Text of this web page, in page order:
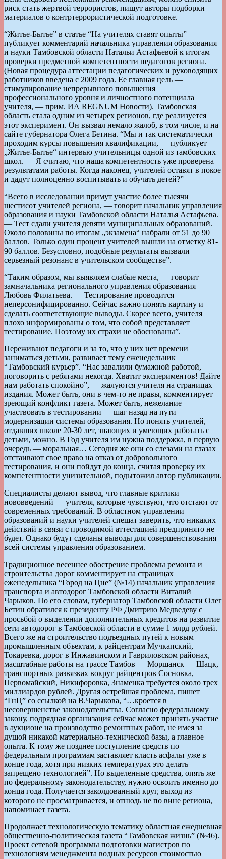
риск стать жертвой террористов, пишут авторы подборки
материалов о контртеррористической подготовке.
“Житье-Бытье” в статье “На учителях ставят опыты”
публикует комментарий начальника управления образования
и науки Тамбовской области Натальи Астафьевой к итогам
проверки предметной компетентности педагогов региона.
(Новая процедура аттестации педагогических и руководящих
работников введена с 2009 года. Ее главная цель —
стимулирование непрерывного повышения
профессионального уровня и личностного потенциала
учителя, — прим. ИА REGNUM Новости). Тамбовская
область стала одним из четырех регионов, где реализуется
этот эксперимент. Он вызвал немало жалоб, в том числе, и на
сайте губернатора Олега Бетина. “Мы и так систематически
проходим курсы повышения квалификации, — публикует
„Житье-Бытье“ интервью учительницы одной из тамбовских
школ. — Я считаю, что наша компетентность уже проверена
результатами работы. Когда наконец, учителей оставят в покое
и дадут полноценно воспитывать и обучать детей?”
“Всего в исследовании примут участие более тысячи
шестисот учителей региона, — говорит начальник управления
образования и науки Тамбовской области Наталья Астафьева.
— Тест сдали учителя девяти муниципальных образований.
Около половины по итогам „экзамена“ набрали от 51 до 90
баллов. Только один процент учителей вышли на отметку 81-
90 баллов. Безусловно, подобные результаты вызвали
серьезный резонанс в учительском сообществе”.
“Таким образом, мы выявляем слабые места, — говорит
замначальника регионального управления образования
Любовь Филатьева. — Тестирование проводится
неперсонифицированно. Сейчас важно понять картину и
сделать соответствующие выводы. Скорее всего, учителя
плохо информированы о том, что собой представляет
тестирование. Поэтому их страхи не обоснованы”.
Переживают педагоги и за то, что у них нет времени
заниматься детьми, развивает тему еженедельник
“Тамбовский курьер”. “Нас завалили бумажной работой,
поговорить с ребятами некогда. Хватит экспериментов! Дайте
нам работать спокойно”, — жалуются учителя на страницах
издания. Может быть, они в чем-то не правы, комментирует
зреющий конфликт газета. Может быть, нежелание
участвовать в тестировании — шаг назад на пути
модернизации системы образования. Но понять учителей,
отдавших школе 20-30 лет, знающих и умеющих работать с
детьми, можно. В Год учителя им нужна поддержка, в первую
очередь — моральная… Сегодня же они со слезами на глазах
отстаивают свое право на отказ от добровольного
тестирования, и они пойдут до конца, считая проверку их
компетентности унизительной, подытожил автор публикации.
Специалисты делают вывод, что главные критики
нововведений — учителя, которые чувствуют, что отстают от
современных требований. В областном управлении
образований и науки учителей спешат заверить, что никаких
действий в связи с проводимой аттестацией предпринято не
будет. Однако будут сделаны выводы для совершенствования
всей системы управления образованием.
Традиционное весеннее обострение проблемы ремонта и
строительства дорог комментирует на страницах
еженедельника “Город на Цне” (№14) начальник управления
транспорта и автодорог Тамбовской области Виталий
Чарыков. По его словам, губернатор Тамбовской области Олег
Бетин обратился к президенту РФ Дмитрию Медведеву с
просьбой о выделении дополнительных кредитов на развитие
сети автодорог в Тамбовской области в сумме 1 млрд рублей.
Всего же на строительство подъездных путей к новым
промышленным объектам, к райцентрам Мучкапский,
Токаревка, дорог в Инжавинском и Гавриловском районах,
масштабные работы на трассе Тамбов — Моршанск — Шацк,
транспортных развязках вокруг райцентров Сосновка,
Первомайский, Никифоровка, Знаменка требуется около трех
миллиардов рублей. Другая острейшая проблема, пишет
“ГнЦ” со ссылкой на В.Чарыкова, “…кроется в
несовершенстве законодательства. Согласно федеральному
закону, подрядная организация сейчас может принять участие
в аукционе на производство ремонтных работ, не имея за
душой никакой материально-технической базы, а главное
опыта. К тому же позднее поступление средств по
федеральным программам заставляет класть асфальт уже в
конце года, хотя при низких температурах это делать
запрещено технологией”. Но выделенные средства, опять же
по федеральному законодательству, нужно освоить именно до
конца года. Получается заколдованный круг, выход из
которого не просматривается, и отнюдь не по вине региона,
напоминает газета.
Продолжает технологическую тематику областная ежедневная
общественно-политическая газета “Тамбовская жизнь” (№46).
Проект сетевой программы подготовки магистров по
технологиям менеджмента водных ресурсов стоимостью